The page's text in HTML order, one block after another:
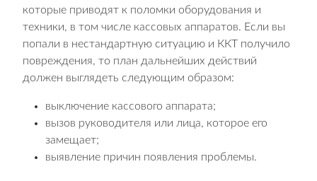
которые приводят к поломки оборудования и
техники, в том числе кассовых аппаратов. Если вы
попали в нестандартную ситуацию и ККТ получило
повреждения, то план дальнейших действий
должен выглядеть следующим образом:
выключение кассового аппарата;
вызов руководителя или лица, которое его
замещает;
выявление причин появления проблемы.